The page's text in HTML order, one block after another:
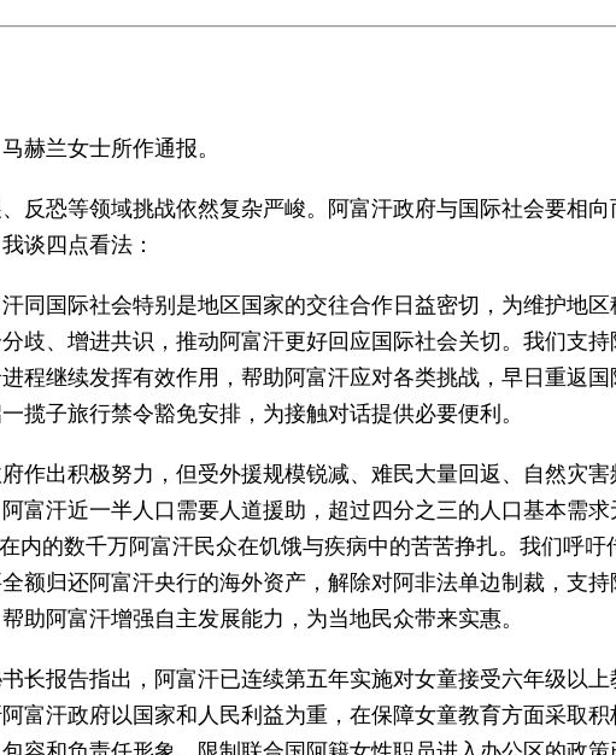
赫兰女士所作通报。
反恐等领域挑战依然复杂严峻。阿富汗政府与国际社会要相
谈四点看法：
同国际社会特别是地区国家的交往合作日益密切，为维护地
歧、增进共识，推动阿富汗更好回应国际社会关切。我们支持
程继续发挥有效作用，帮助阿富汗应对各类挑战，早日重返
揽子旅行禁令豁免安排，为接触对话提供必要便利。
作出积极努力，但受外援规模锐减、难民大量回返、自然灾
富汗近一半人口需要人道援助，超过四分之三的人口基本需
内的数千万阿富汗民众在饥饿与疾病中的苦苦挣扎。我们呼
额归还阿富汗央行的海外资产，解除对阿非法单边制裁，支
助阿富汗增强自主发展能力，为当地民众带来实惠。
长报告指出，阿富汗已连续第五年实施对女童接受六年级以
富汗政府以国家和人民利益为重，在保障女童教育方面采取